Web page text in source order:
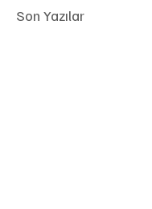
Son Yazılar